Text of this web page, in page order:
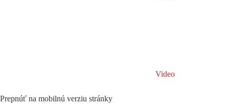
Video
Prepnúť na mobilnú verziu stránky